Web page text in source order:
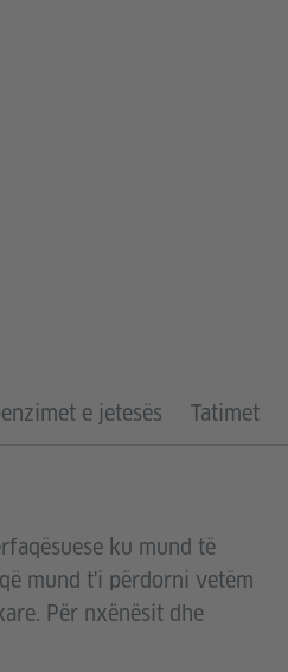
e jetesës Tatimet
ku mund të
mund t'i përdorni vetëm
Për nxënësit dhe